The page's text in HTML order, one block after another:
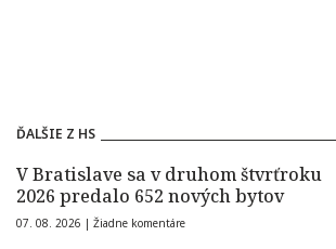
ĎALŠIE Z HS
V Bratislave sa v druhom štvrťroku
2026 predalo 652 nových bytov
07. 08. 2026 | Žiadne komentáre